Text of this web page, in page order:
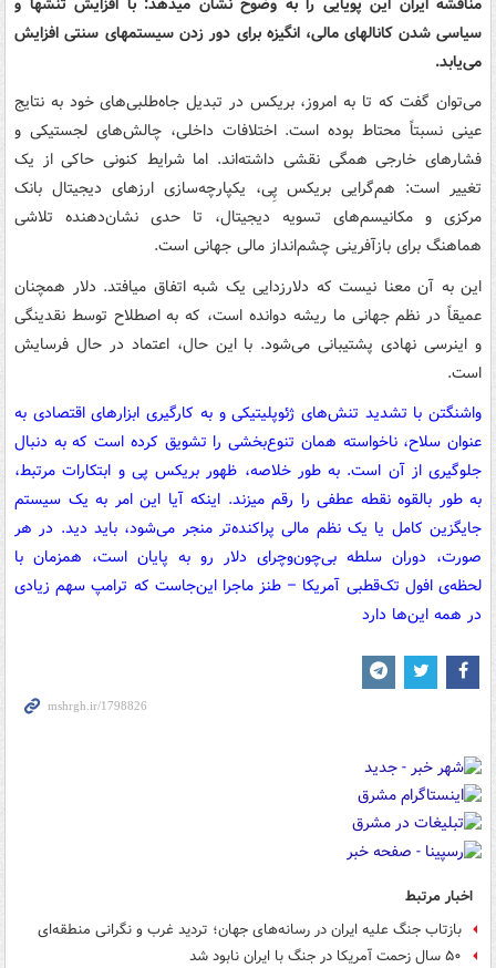
سیاسی شدن کانالهای مالی، انگیزه برای دور زدن سیستمهای سنتی افزایش
می‌یابد.
می‌توان گفت که تا به امروز، بریکس در تبدیل جاه‌طلبی‌های خود به نتایج
عینی نسبتاً محتاط بوده است. اختلافات داخلی، چالش‌های لجستیکی و
فشارهای خارجی همگی نقشی داشته‌اند. اما شرایط کنونی حاکی از یک
تغییر است: هم‌گرایی بریکس پِی، یکپارچه‌سازی ارزهای دیجیتال بانک
مرکزی و مکانیسم‌های تسویه دیجیتال، تا حدی نشان‌دهنده تلاشی
هماهنگ برای بازآفرینی چشم‌انداز مالی جهانی است.
این به آن معنا نیست که دلارزدایی یک شبه اتفاق میافتد. دلار همچنان
عمیقاً در نظم جهانی ما ریشه دوانده است، که به اصطلاح توسط نقدینگی
و اینرسی نهادی پشتیبانی می‌شود. با این حال، اعتماد در حال فرسایش
است.
واشنگتن با تشدید تنش‌های ژئوپلیتیکی و به کارگیری ابزارهای اقتصادی به
عنوان سلاح، ناخواسته همان تنوع‌بخشی را تشویق کرده است که به دنبال
جلوگیری از آن است. به طور خلاصه، ظهور بریکس پی و ابتکارات مرتبط،
به طور بالقوه نقطه عطفی را رقم میزند. اینکه آیا این امر به یک سیستم
جایگزین کامل یا یک نظم مالی پراکنده‌تر منجر می‌شود، باید دید. در هر
صورت، دوران سلطه بی‌چون‌وچرای دلار رو به پایان است، همزمان با
لحظه‌ی افول تک‌قطبی آمریکا – طنز ماجرا این‌جاست که ترامپ سهم زیادی
در همه این‌ها دارد
اخبار مرتبط
بازتاب جنگ علیه ایران در رسانه‌های جهان؛ تردید غرب و نگرانی منطقه‌ای
۵۰ سال زحمت آمریکا در جنگ با ایران نابود شد